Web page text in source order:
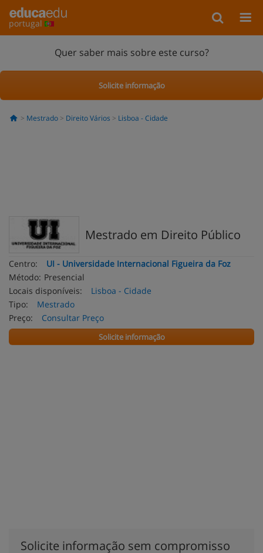
portugal
Quer saber mais sobre este curso?
Solicite informação
Mestrado Direito Vários Lisboa - Cidade
Mestrado em Direito Público
Centro:
UI - Universidade Internacional Figueira da Foz
Método: Presencial
Locais disponíveis:
Lisboa - Cidade
Tipo:
Mestrado
Preço:
Consultar Preço
Solicite informação
Solicite informação sem compromisso